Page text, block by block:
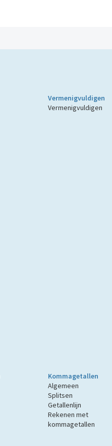
Vermenigvuldigen
Vermenigvuldigen
Kommagetallen
Algemeen
Splitsen
Getallenlijn
Rekenen met
kommagetallen